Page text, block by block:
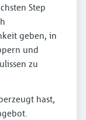
Step
geben, in
und
zu
hast,